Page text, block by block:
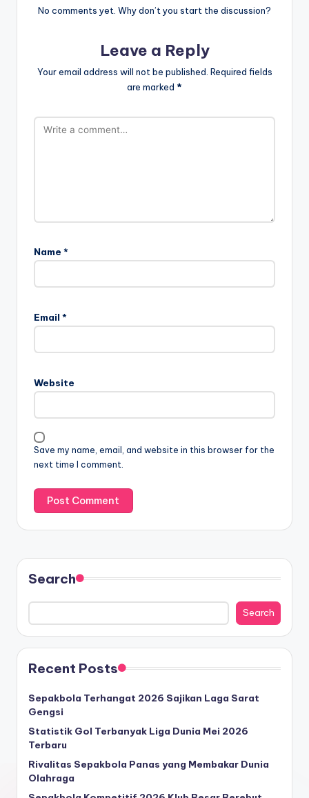
No comments yet. Why don’t you start the discussion?
Leave a Reply
Your email address will not be published. Required fields
are marked *
Name *
Email *
Website
Save my name, email, and website in this browser for the
next time I comment.
Search
Search
Recent Posts
Sepakbola Terhangat 2026 Sajikan Laga Sarat
Gengsi
Statistik Gol Terbanyak Liga Dunia Mei 2026
Terbaru
Rivalitas Sepakbola Panas yang Membakar Dunia
Olahraga